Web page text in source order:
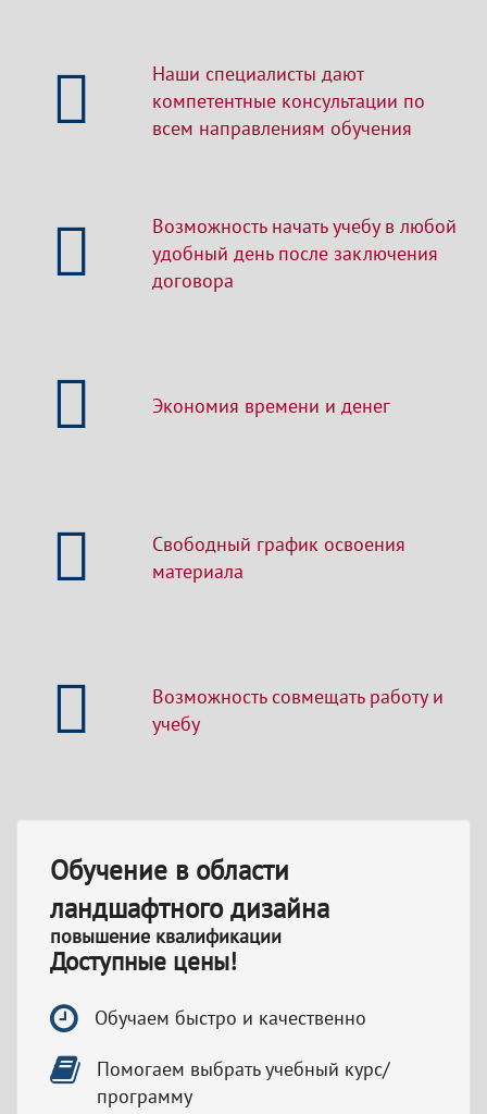
Наши специалисты дают
компетентные консультации по
всем направлениям обучения
Возможность начать учебу в любой
удобный день после заключения
договора
Экономия времени и денег
Свободный график освоения
материала
Возможность совмещать работу и
учебу
Обучение в области
ландшафтного дизайна
повышение квалификации
Доступные цены!
Обучаем быстро и качественно
Помогаем выбрать учебный курс/
программу